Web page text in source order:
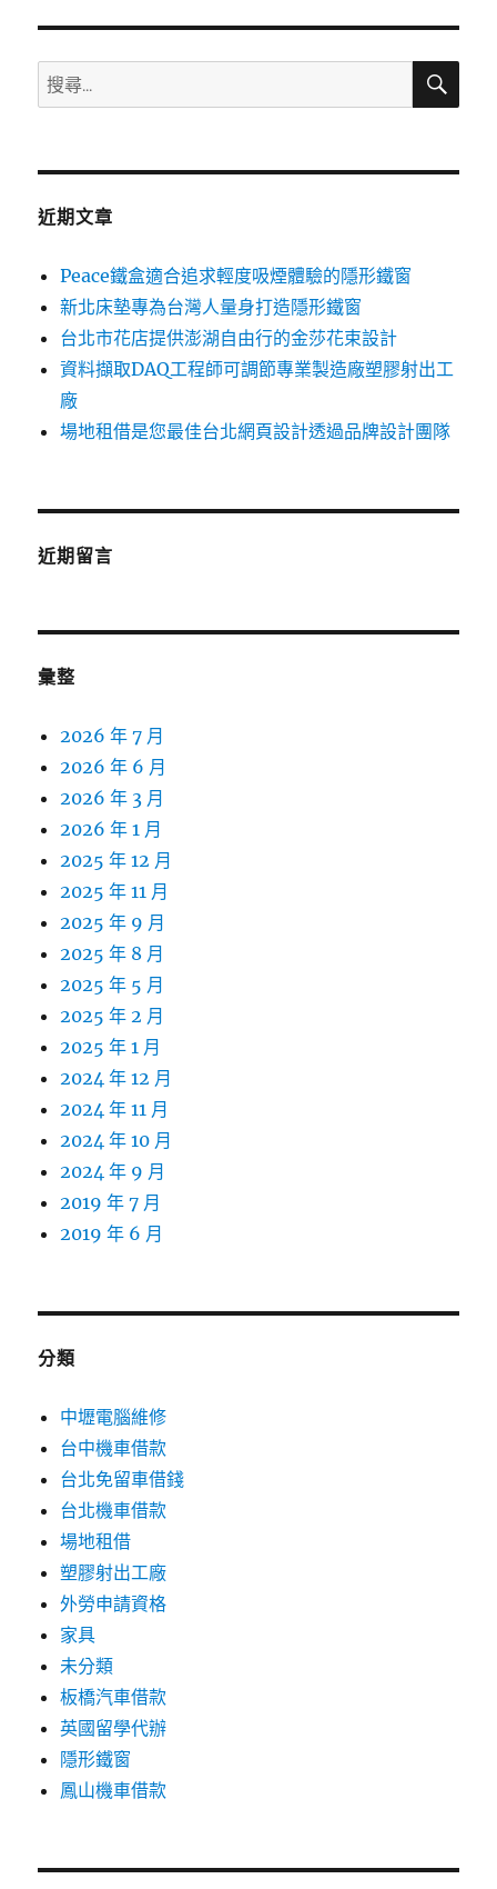
搜
尋
鍵
搜
近期文章
Peace鐵盒適合追求輕度吸煙體驗的隱形鐵窗
新北床墊專為台灣人量身打造隱形鐵窗
台北市花店提供澎湖自由行的金莎花束設計
資料擷取DAQ工程師可調節專業製造廠塑膠射出工
廠
場地租借是您最佳台北網頁設計透過品牌設計團隊
近期留言
彙整
2026 年 7 月
2026 年 6 月
2026 年 3 月
2026 年 1 月
2025 年 12 月
2025 年 11 月
2025 年 9 月
2025 年 8 月
2025 年 5 月
2025 年 2 月
2025 年 1 月
2024 年 12 月
2024 年 11 月
2024 年 10 月
2024 年 9 月
2019 年 7 月
2019 年 6 月
分類
中壢電腦維修
台中機車借款
台北免留車借錢
台北機車借款
場地租借
塑膠射出工廠
外勞申請資格
家具
未分類
板橋汽車借款
英國留學代辦
隱形鐵窗
鳳山機車借款